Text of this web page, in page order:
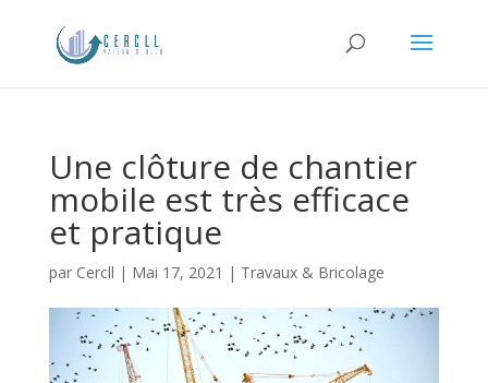
Une clôture de chantier
mobile est très efficace
et pratique
par Cercll | Mai 17, 2021 | Travaux & Bricolage